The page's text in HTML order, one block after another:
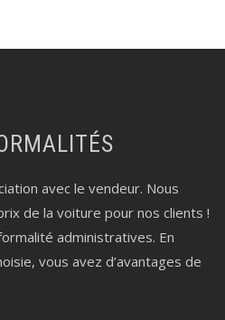
avec le vendeur. Nous
de la voiture pour nos clients !
administratives. En
vous avez d’avantages de